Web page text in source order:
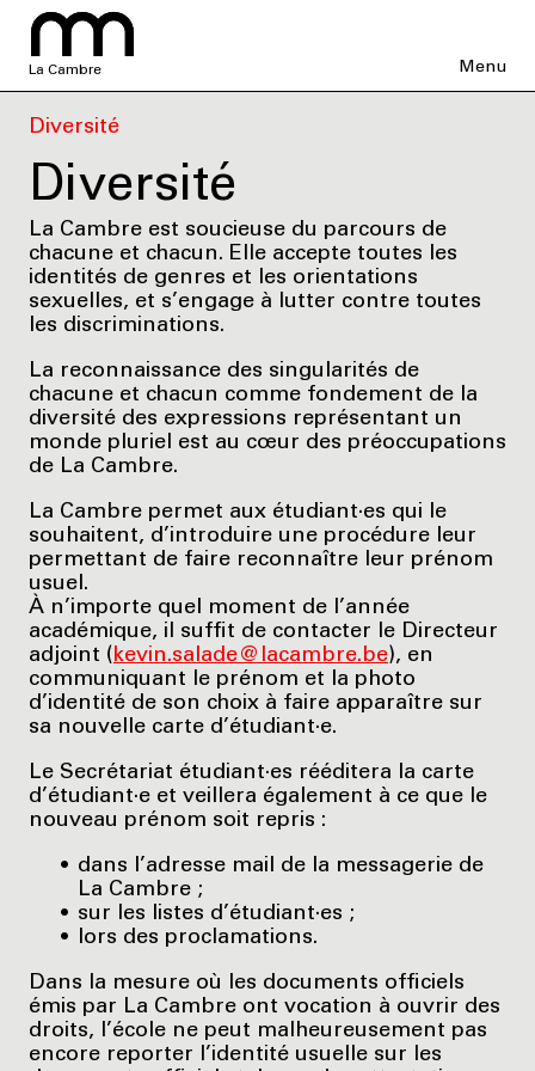
La Cambre Menu
Diversité
Diversité
La Cambre est soucieuse du parcours de
chacune et chacun. Elle accepte toutes les
identités de genres et les orientations
sexuelles, et s’engage à lutter contre toutes
les discriminations.
La reconnaissance des singularités de
chacune et chacun comme fondement de la
diversité des expressions représentant un
monde pluriel est au cœur des préoccupations
de La Cambre.
La Cambre permet aux étudiant·es qui le
souhaitent, d’introduire une procédure leur
permettant de faire reconnaître leur prénom
usuel.
À n’importe quel moment de l’année
académique, il suffit de contacter le Directeur
adjoint (kevin.salade@lacambre.be), en
communiquant le prénom et la photo
d’identité de son choix à faire apparaître sur
sa nouvelle carte d’étudiant·e.
Le Secrétariat étudiant·es rééditera la carte
d’étudiant·e et veillera également à ce que le
nouveau prénom soit repris :
dans l’adresse mail de la messagerie de
La Cambre ;
sur les listes d’étudiant·es ;
lors des proclamations.
Dans la mesure où les documents officiels
émis par La Cambre ont vocation à ouvrir des
droits, l’école ne peut malheureusement pas
encore reporter l’identité usuelle sur les